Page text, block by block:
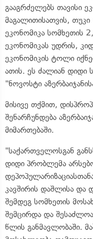
გააგრძელებს თავისი
მაგალითისათვის, თუკი
ეკონომიკა სომხეთის
ეკონომიკას უდრის,
ეკონომიკის ტოლი
ათის. ეს ძალიან დიდი
"ნოვოსტი
მისივე თქმით,
შენარჩუნდება
მიმართებაში.
"საქართველოსგან
დიდი პრობლემა
კავშირის დაშლისა და
შემდეგ სომხეთის
შემცირდა და
წლის განმავლობაში.